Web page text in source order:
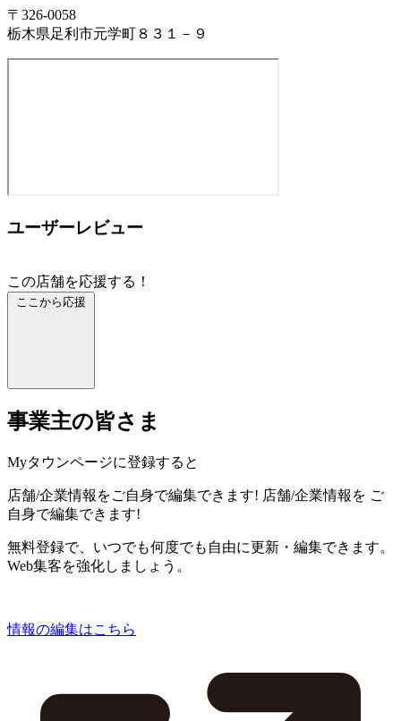
〒326-0058
栃木県足利市元学町８３１－９
ユーザーレビュー
この店舗を応援する！
ここから応援
事業主の皆さま
Myタウンページに登録すると
店舗/企業情報をご自身で編集できます! 店舗/企業情報を ご
自身で編集できます!
無料登録で、いつでも何度でも自由に更新・編集できます。
Web集客を強化しましょう。
情報の編集はこちら